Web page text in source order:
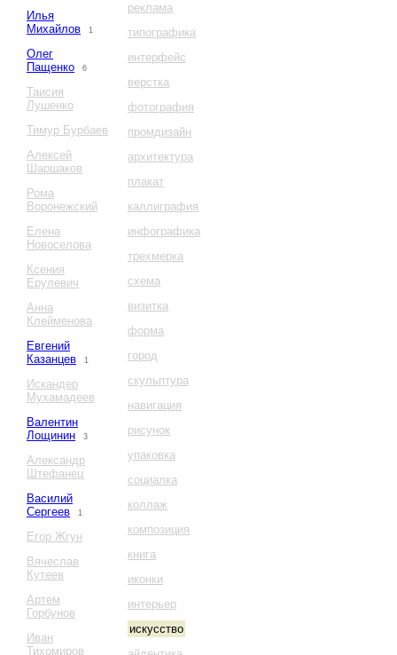
Илья
Михайлов
1
Олег
Пащенко
6
Таисия
Лушенко
Тимур Бурбаев
Алексей
Шаршаков
Рома
Воронежский
Елена
Новоселова
Ксения
Ерулевич
Анна
Клейменова
Евгений
Казанцев
1
Искандер
Мухамадеев
Валентин
Лощинин
3
Александр
Штефанец
Василий
Сергеев
1
Егор Жгун
Вячеслав
Кутеев
Артем
Горбунов
Иван
Тихомиров
реклама
типографика
интерфейс
верстка
фотография
промдизайн
архитектура
плакат
каллиграфия
инфографика
трехмерка
схема
визитка
форма
город
скульптура
навигация
рисунок
упаковка
социалка
коллаж
композиция
книга
иконки
интерьер
искусство